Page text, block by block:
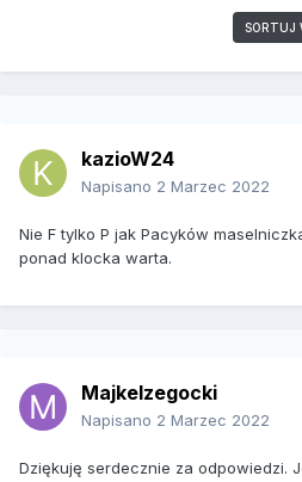
SORTUJ
kazioW24
Napisano 2 Marzec 2022
Nie F tylko P jak Pacyków
ponad klocka warta.
Majkelzegocki
Napisano 2 Marzec 2022
Dziękuję serdecznie za odpowiedzi.